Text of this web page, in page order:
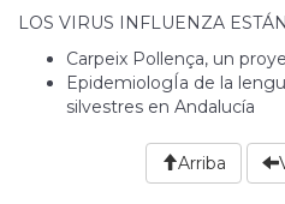
LOS VIRUS INFLUENZA
Carpeix Pollença, un
EpidemiologÍa de la
silvestres en Andalucía
Arriba